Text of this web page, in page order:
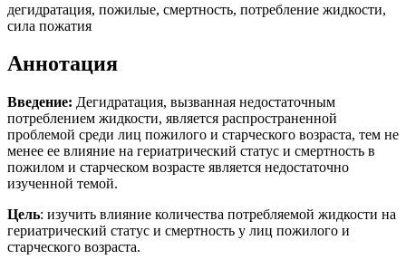
дегидратация, пожилые, смертность, потребление жидкости,
сила пожатия
Аннотация
Введение: Дегидратация, вызванная недостаточным
потреблением жидкости, является распространенной
проблемой среди лиц пожилого и старческого возраста, тем не
менее ее влияние на гериатрический статус и смертность в
пожилом и старческом возрасте является недостаточно
изученной темой.
Цель: изучить влияние количества потребляемой жидкости на
гериатрический статус и смертность у лиц пожилого и
старческого возраста.